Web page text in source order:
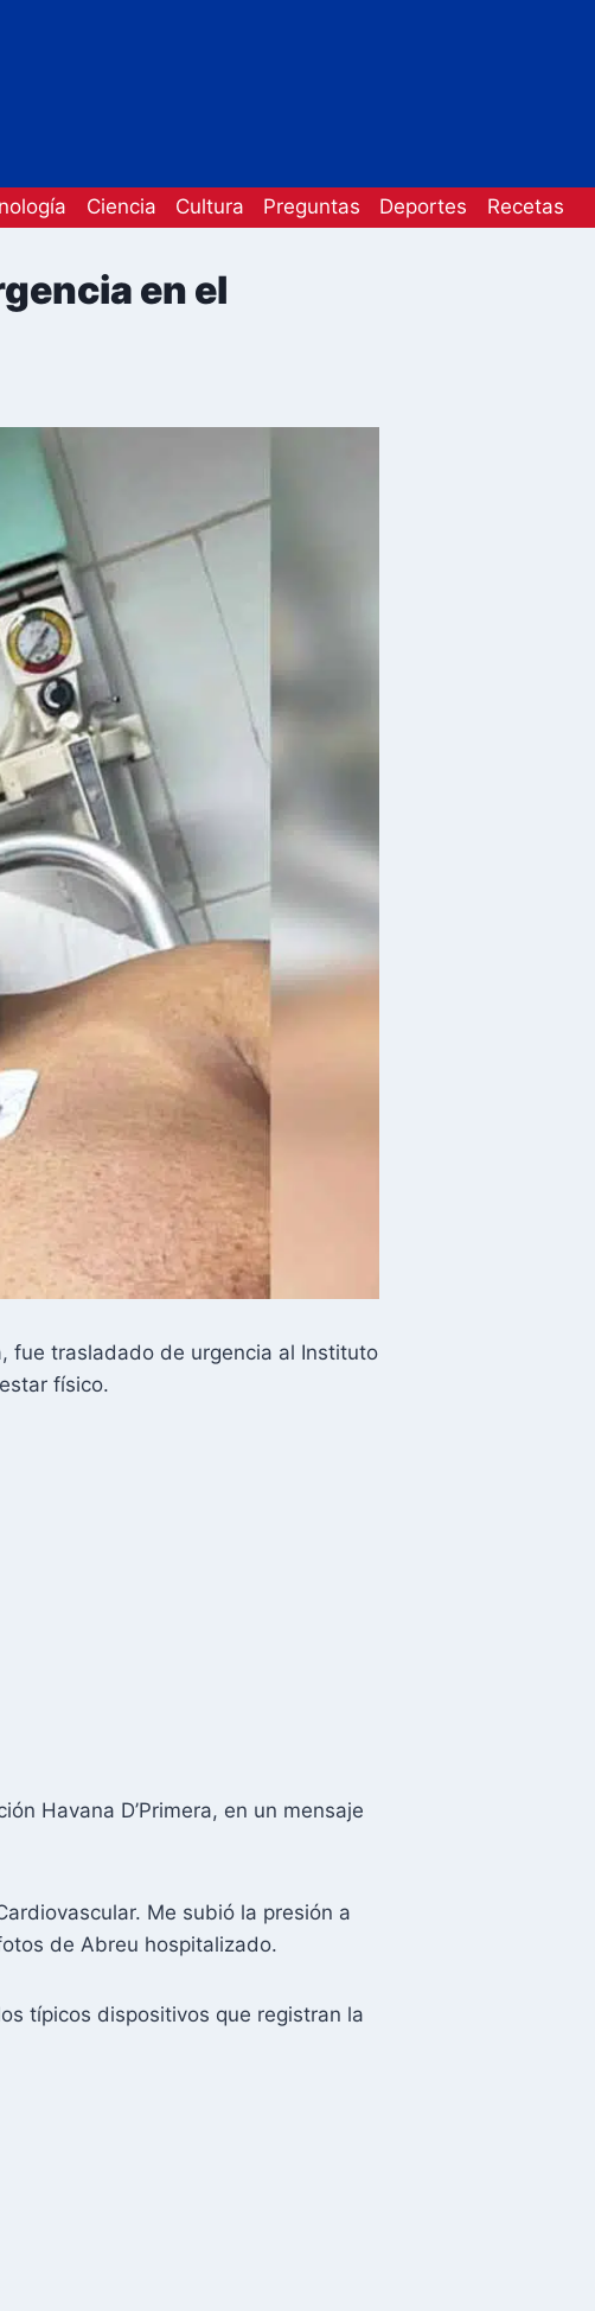
Ciencia Cultura Preguntas Deportes Recetas
en el
fue trasladado de urgencia al Instituto
físico.
Havana D’Primera, en un mensaje
Me subió la presión a
de Abreu hospitalizado.
típicos dispositivos que registran la